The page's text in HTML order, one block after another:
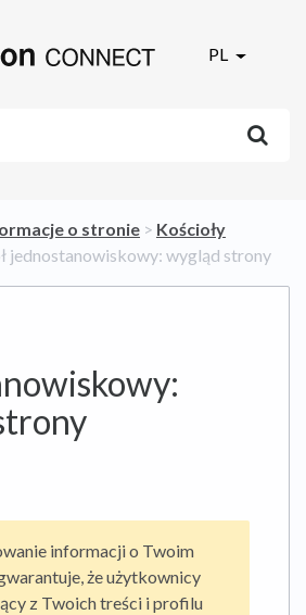
PL
o stronie ​ > ​ ​Kościoły
jednostanowiskowy: wygląd strony
informacji o Twoim
że użytkownicy
z Twoich treści i profilu